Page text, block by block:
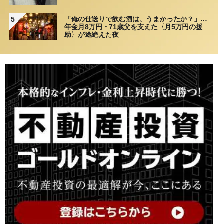
5
「俺の仕送りで飲む酒は、うまかったか？」…
年金月8万円・71歳父を支えた〈月5万円の援
助〉が途絶えた夜